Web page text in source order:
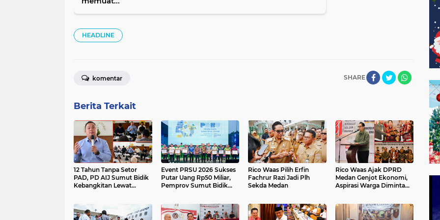
HEADLINE
SHARE
komentar
Berita Terkait
12 Tahun Tanpa Setor
PAD, PD AIJ Sumut Bidik
Kebangkitan Lewat
Event PRSU 2026 Sukses
Putar Uang Rp50 Miliar,
Pemprov Sumut Bidik
Rico Waas Pilih Erfin
Fachrur Razi Jadi Plh
Sekda Medan
Rico Waas Ajak DPRD
Medan Genjot Ekonomi,
Aspirasi Warga Diminta